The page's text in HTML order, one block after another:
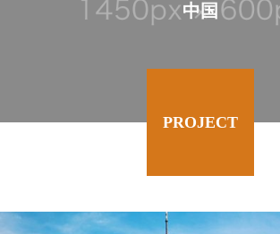
中国
PROJECT